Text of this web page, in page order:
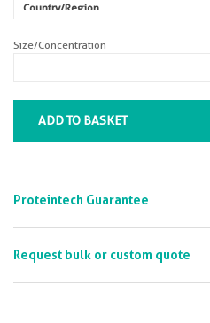
Size/Concentration
ADD TO BASKET
Proteintech Guarantee
Request bulk or custom quote